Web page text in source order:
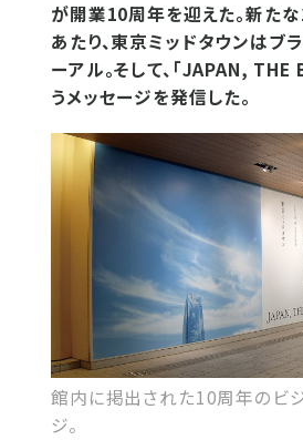
が開業10周年を迎えた。新た
あたり、東京ミッドタウンはブ
ーアル。そして、「JAPAN,
うメッセージを発信した。
館内に掲出された10周年のビ
ジ。